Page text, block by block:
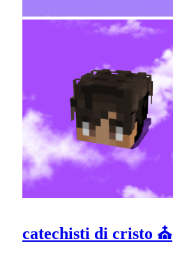
catechisti di cristo ⛪